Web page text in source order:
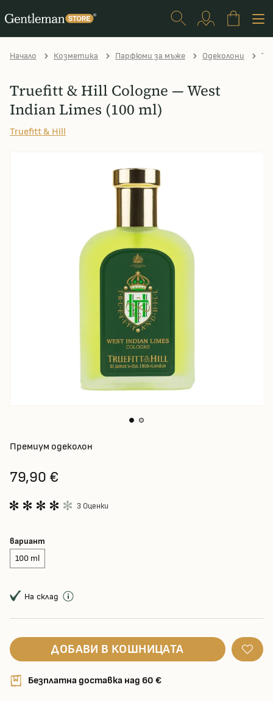
Начало Козметика Парфюми за мъже Одеколони
Truefitt & Hill Cologne — West
Indian Limes (100 ml)
Truefitt & Hill
Премиум одеколон
79,90 €
3 Оценки
вариант
100 ml
На склад
ДОБАВИ В КОШНИЦАТА
Безплатна доставка над 60 €